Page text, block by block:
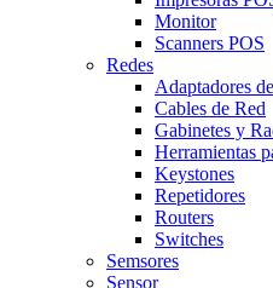
Monitor
Scanners POS
Redes
Adaptadores
Cables de Red
Gabinetes y
Herramientas
Keystones
Repetidores
Routers
Switches
Semsores
Sensor